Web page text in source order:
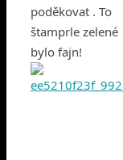
poděkovat . To
štamprle zelené
bylo fajn!